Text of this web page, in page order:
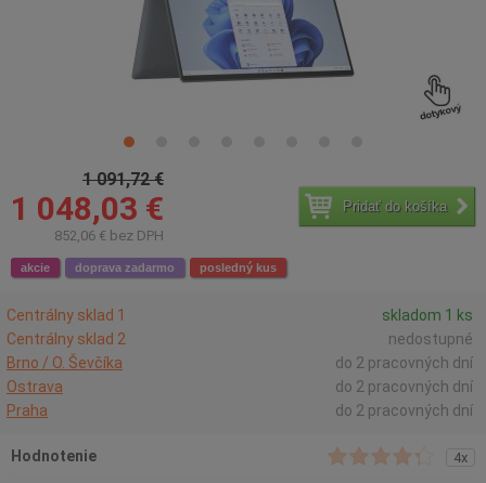
1 091,72 €
1 048,03 €
852,06 € bez DPH
Pridať do košíka
akcie doprava zadarmo posledný kus
Centrálny sklad 1
skladom 1 ks
Centrálny sklad 2
nedostupné
Brno / O. Ševčíka
do 2 pracovných dní
Ostrava
do 2 pracovných dní
Praha
do 2 pracovných dní
Hodnotenie 4x